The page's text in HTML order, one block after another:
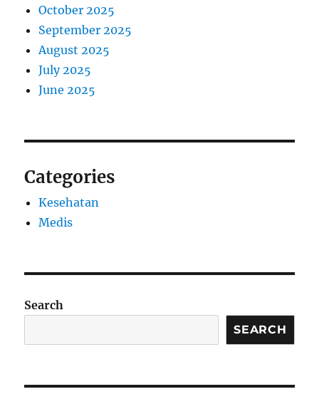
October 2025
September 2025
August 2025
July 2025
June 2025
Categories
Kesehatan
Medis
Search
SEARCH